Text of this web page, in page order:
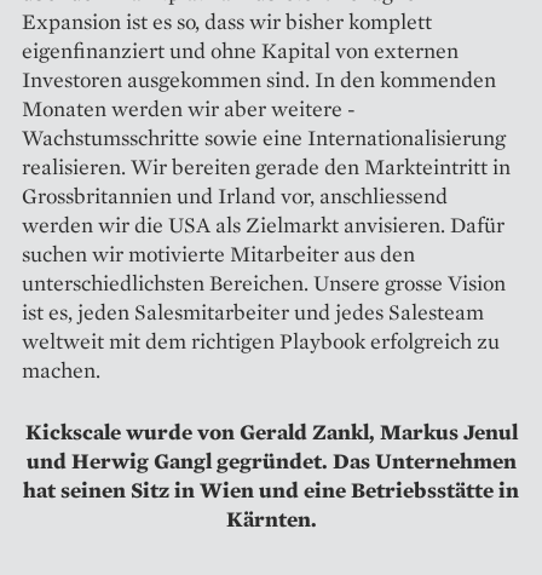
Expansion ist es so, dass wir bisher komplett
eigenfinanziert und ohne Kapital von externen
Investoren ausgekommen sind. In den kommenden
Monaten werden wir aber weitere ­
Wachstumsschritte sowie eine Internationali­sierung
realisieren. Wir bereiten gerade den Markteintritt in
Grossbritannien und Irland vor, anschliessend
werden wir die USA als Zielmarkt anvisieren. Dafür
suchen wir motivierte Mitarbeiter aus den
unterschiedlichsten Bereichen. Unsere grosse Vision
ist es, jeden Salesmitarbeiter und jedes Salesteam
weltweit mit dem richtigen Playbook erfolgreich zu
machen.
Kickscale wurde von Gerald Zankl, Markus Jenul
und Herwig Gangl gegründet. Das Unternehmen
hat seinen Sitz in Wien und eine Betriebsstättein
Kärnten.